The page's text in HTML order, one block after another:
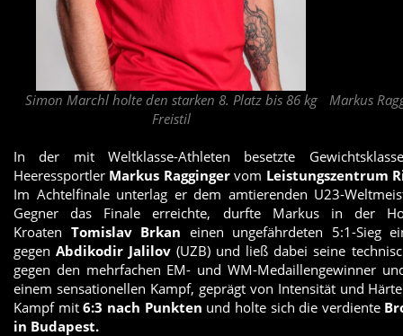
Simon Marchl holte den starken 8. Platz bis 86 kg
Freistil
Markus
In der mit Weltklasse-Athleten besetzte
Heeressportler Markus Raggingervom Leistungszentrum
Im Achtelfinale unterlag er dem amtierenden U23-
Gegner das Finale erreichte, durfte Markus in der
Kroaten Tomislav Brkan einen ungefährdeten 5:1-Sieg
gegenAbdikodir Jalilov (UZB) und ließ dabei seine
gegen den mehrfachen EM- und WM-Medaillengewinner
einem sensationellen Kampf, geprägt von Intensität und
Kampf mit6:3 nach Punkten und holte sich die verdiente
in Budapest.